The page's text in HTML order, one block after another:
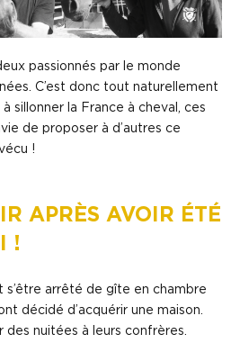
passionnés par le monde
C’est donc tout naturellement
sillonner la France à cheval, ces
de proposer à d’autres ce
!
APRÈS AVOIR ÉTÉ
!
s’être arrêté de gîte en chambre
décidé d’acquérir une maison.
des nuitées à leurs confrères.